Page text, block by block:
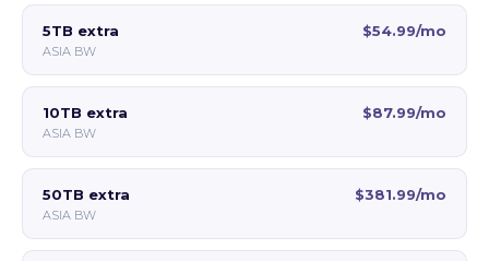
5TB extra
ASIA BW
$54.99/mo
10TB extra
ASIA BW
$87.99/mo
50TB extra
ASIA BW
$381.99/mo